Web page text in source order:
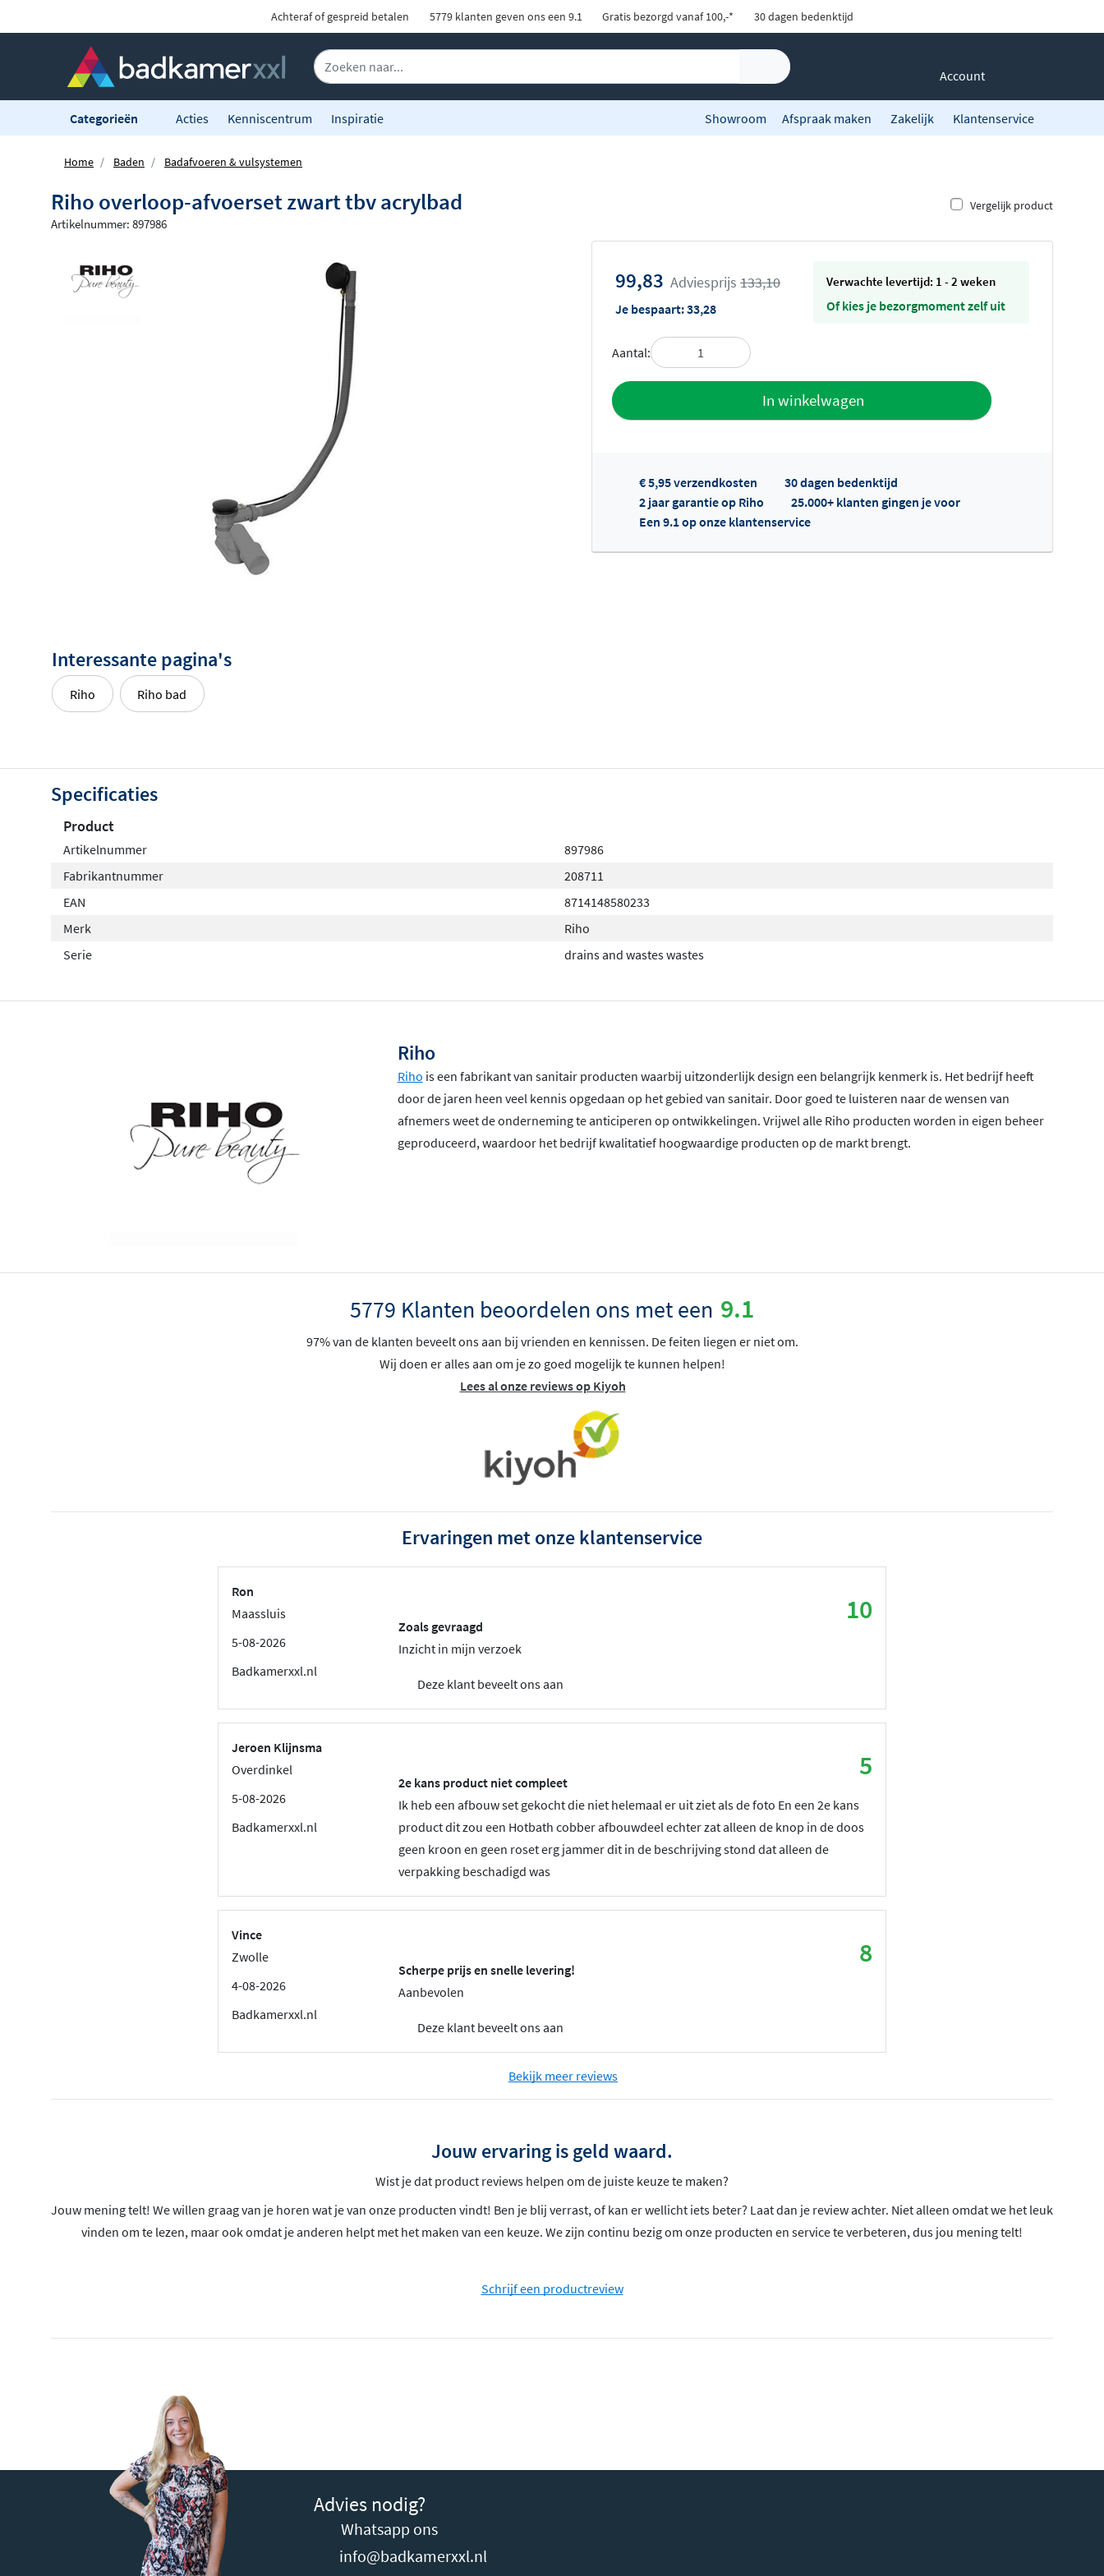
Achteraf of gespreid betalen 5779 klanten geven ons een 9.1 Gratis bezorgd vanaf 100,-* 30 dagen bedenktijd
Account
Categorieën Acties Kenniscentrum Inspiratie Showroom Afspraak maken Zakelijk Klantenservice
Home Baden Badafvoeren & vulsystemen
Riho overloop-afvoerset zwart tbv acrylbad Vergelijk product
Artikelnummer: 897986
99,83 Adviesprijs 133,10
Je bespaart:33,28
Verwachte levertijd: 1 - 2 weken
Of kies je bezorgmoment zelf uit
Aantal:
In winkelwagen
Toevoegen aan offerte
Offertes ophalen...
€ 5,95 verzendkosten
30 dagen bedenktijd
2 jaar garantie op Riho
25.000+ klanten gingen je voor
Een 9.1 op onze klantenservice
Interessante pagina's
Riho Riho bad
Specificaties
Product
Artikelnummer
897986
Fabrikantnummer
208711
EAN
8714148580233
Merk
Riho
Serie
drains and wastes wastes
Riho
Riho is een fabrikant van sanitair producten waarbij uitzonderlijk design een belangrijk kenmerk is. Het bedrijf heeft
door de jaren heen veel kennis opgedaan op het gebied van sanitair. Door goed te luisteren naar de wensen van
afnemers weet de onderneming te anticiperen op ontwikkelingen. Vrijwel alle Riho producten worden in eigen beheer
geproduceerd, waardoor het bedrijf kwalitatief hoogwaardige producten op de markt brengt.
5779 Klanten beoordelen ons met een 9.1
97% van de klanten beveelt ons aan bij vrienden en kennissen. De feiten liegen er niet om.
Wij doen er alles aan om je zo goed mogelijk te kunnen helpen!
Lees al onze reviews op Kiyoh
Ervaringen met onze klantenservice
Ron
Maassluis
5-08-2026
Badkamerxxl.nl
10
Zoals gevraagd
Inzicht in mijn verzoek
Deze klant beveelt ons aan
Jeroen Klijnsma
Overdinkel
5-08-2026
Badkamerxxl.nl
5
2e kans product niet compleet
Ik heb een afbouw set gekocht die niet helemaal er uit ziet als de foto En een 2e kans
product dit zou een Hotbath cobber afbouwdeel echter zat alleen de knop in de doos
geen kroon en geen roset erg jammer dit in de beschrijving stond dat alleen de
verpakking beschadigd was
Vince
Zwolle
4-08-2026
Badkamerxxl.nl
8
Scherpe prijs en snelle levering!
Aanbevolen
Deze klant beveelt ons aan
Bekijk meer reviews
Jouw ervaring is geld waard.
Wist je dat product reviews helpen om de juiste keuze te maken?
Jouw mening telt! We willen graag van je horen wat je van onze producten vindt! Ben je blij verrast, of kan er wellicht iets beter? Laat dan je review achter. Niet alleen omdat we het leuk
vinden om te lezen, maar ook omdat je anderen helpt met het maken van een keuze. We zijn continu bezig om onze producten en service te verbeteren, dus jou mening telt!
Schrijf een productreview
Advies nodig?
Whatsapp ons
info@badkamerxxl.nl